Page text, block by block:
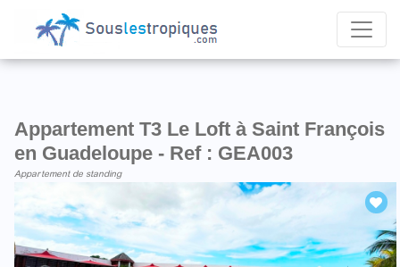
Appartement T3 Le Loft à Saint François
en Guadeloupe - Ref : GEA003
Appartement de standing